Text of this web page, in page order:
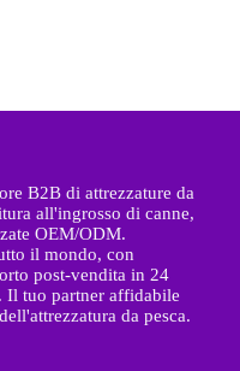
B2B di attrezzature da
all'ingrosso di canne,
OEM/ODM.
il mondo, con
post-vendita in 24
Il tuo partner affidabile
da pesca.